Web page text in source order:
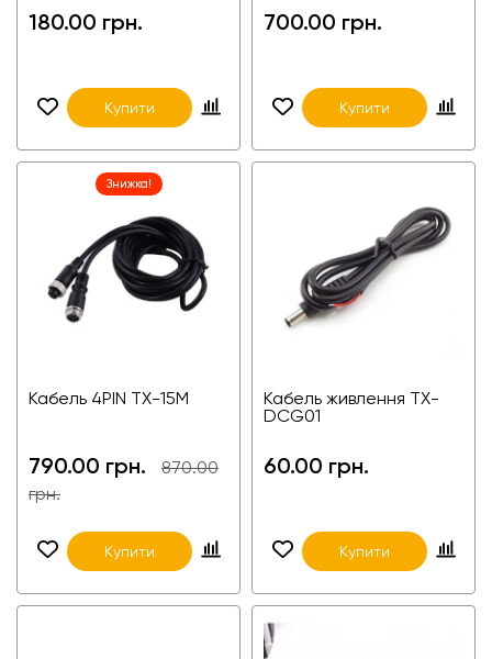
180.00 грн.
Купити
700.00 грн.
Купити
Знижка!
Кабель 4PIN TX-15M
790.00 грн.
870.00
грн.
Купити
Кабель живлення TX-
DCG01
60.00 грн.
Купити